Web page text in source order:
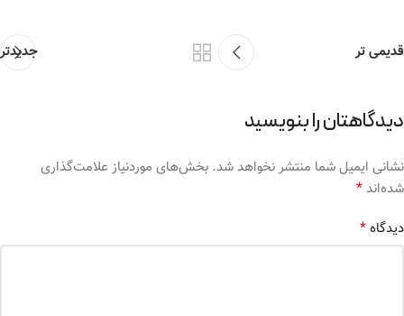
جدیدتر قدیمی تر
دیدگاهتان را بنویسید
نشانی ایمیل شما منتشر نخواهد شد. بخش‌های موردنیاز علامت‌گذاری
شده‌اند*
دیدگاه*